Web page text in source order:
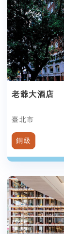
老爺大酒店
臺北市
銅級